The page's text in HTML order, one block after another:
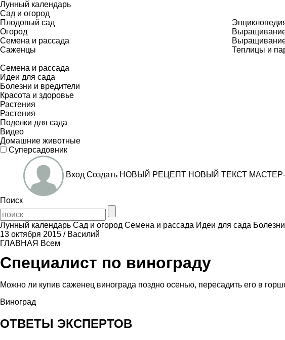
Лунный календарь
Сад и огород
Плодовый сад
Огород
Семена и рассада
Саженцы
Теплицы и
Семена и рассада
Идеи для сада
Болезни и вредители
Красота и здоровье
Растения
Растения
Поделки для сада
Видео
Домашние животные
Суперсадовник
Вход Создать НОВЫЙ РЕЦЕПТ НОВЫЙ ТЕКСТ
Поиск
Лунный календарь Сад и огород Семена и рассада Идеи для сада
13 октября 2015 / Василий
ГЛАВНАЯ Всем
Специалист по винограду
Можно ли купив саженец винограда поздно осенью, пересадить его в
Виноград
ОТВЕТЫ ЭКСПЕРТОВ